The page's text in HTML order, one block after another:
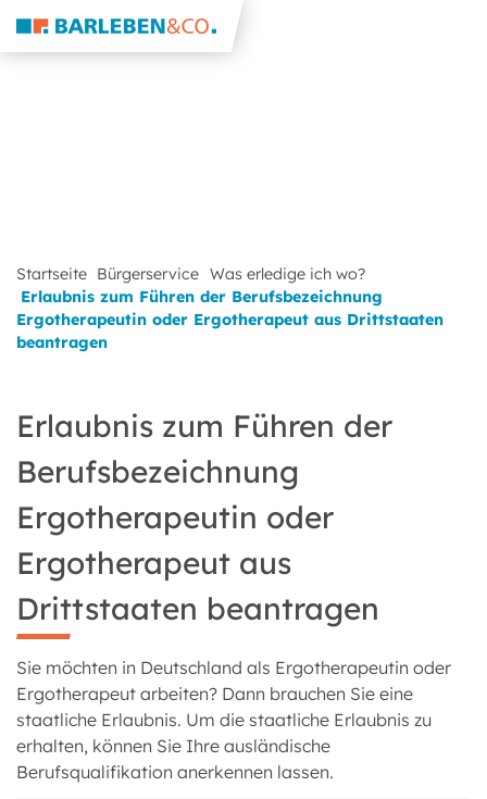
Startseite Bürgerservice Was erledige ich wo?
Erlaubnis zum Führen der Berufsbezeichnung
Ergotherapeutin oder Ergotherapeut aus Drittstaaten
beantragen
Erlaubnis zum Führen der
Berufsbezeichnung
Ergotherapeutin oder
Ergotherapeut aus
Drittstaaten beantragen
Sie möchten in Deutschland als Ergotherapeutin oder
Ergotherapeut arbeiten? Dann brauchen Sie eine
staatliche Erlaubnis. Um die staatliche Erlaubnis zu
erhalten, können Sie Ihre ausländische
Berufsqualifikation anerkennen lassen.